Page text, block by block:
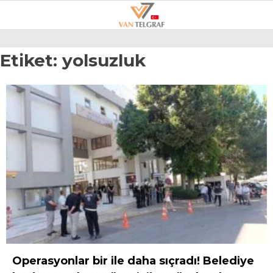
24.6°
VAN
BÖLGE
GÜNDEM
SPOR
EKONOMI
MAGAZIN
POLITIKA
Etiket: yolsuzluk
Operasyonlar bir ile daha sıçradı! Belediye